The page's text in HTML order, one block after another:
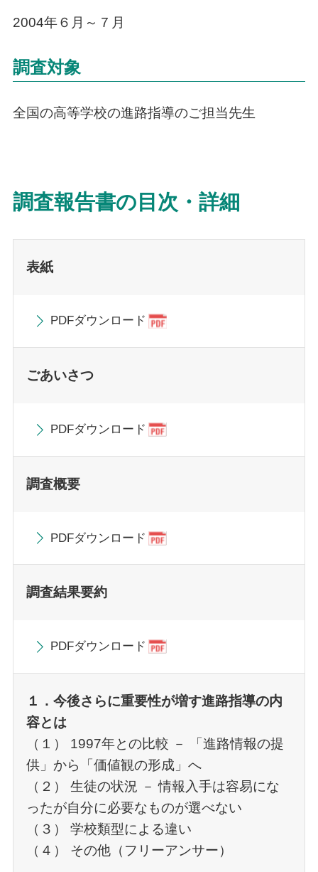
2004年６月～７月
調査対象
全国の高等学校の進路指導のご担当先生
調査報告書の目次・詳細
表紙
PDFダウンロード
ごあいさつ
PDFダウンロード
調査概要
PDFダウンロード
調査結果要約
PDFダウンロード
１．今後さらに重要性が増す進路指導の内
容とは
（１） 1997年との比較 － 「進路情報の提
供」から「価値観の形成」へ
（２） 生徒の状況 － 情報入手は容易にな
ったが自分に必要なものが選べない
（３） 学校類型による違い
（４） その他（フリーアンサー）